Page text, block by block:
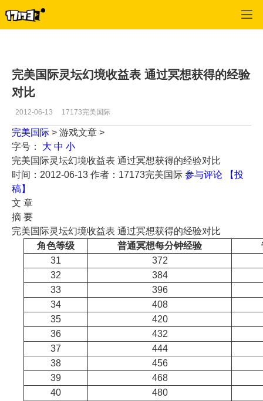
完美国际灵坛幻境收益表 通过冥想获得的经验
对比
2012-06-13 17173完美国际
完美国际 > 游戏文章 >
字号： 大 中 小
完美国际灵坛幻境收益表 通过冥想获得的经验对比
时间：2012-06-13 作者：17173完美国际 参与评论
【投
稿】
文 章
摘 要
完美国际灵坛幻境收益表 通过冥想获得的经验对比
角色等级
普通冥想每分钟经验
31
372
32
384
33
396
34
408
35
420
36
432
37
444
38
456
39
468
40
480